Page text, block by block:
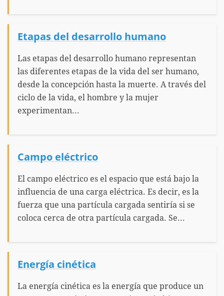
Etapas del desarrollo humano
Las etapas del desarrollo humano representan
las diferentes etapas de la vida del ser humano,
desde la concepción hasta la muerte. A través del
ciclo de la vida, el hombre y la mujer
experimentan...
Campo eléctrico
El campo eléctrico es el espacio que está bajo la
influencia de una carga eléctrica. Es decir, es la
fuerza que una partícula cargada sentiría si se
coloca cerca de otra partícula cargada. Se...
Energía cinética
La energía cinética es la energía que produce un